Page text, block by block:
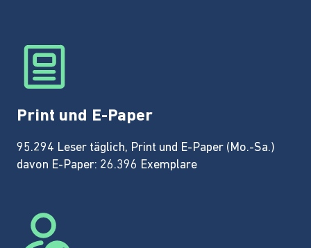
Print und E-Paper
95.294 Leser täglich, Print und E-Paper (Mo.-Sa.)
davon E-Paper: 26.396 Exemplare